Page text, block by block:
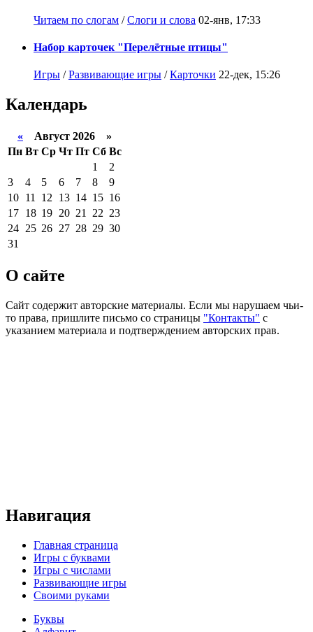
Читаем по слогам /Слоги и слова 02-янв, 17:33
Набор карточек "Перелётные птицы"
Игры /Развивающие игры /Карточки 22-дек, 15:26
Календарь
« Август 2026 »
Пн Вт Ср Чт Пт Сб Вс
1
2
3
4 5 6 7 8
9
10 11 12 13 14 15 16
17 18 19 20 21 22 23
24 25 26 27 28 29 30
31
О сайте
Сайт содержит авторские материалы. Если мы нарушаем чьи-
то права, пришлите письмо со страницы "Контакты" с
указанием материала и подтверждением авторских прав.
Навигация
Главная страница
Игры с буквами
Игры с числами
Развивающие игры
Своими руками
Буквы